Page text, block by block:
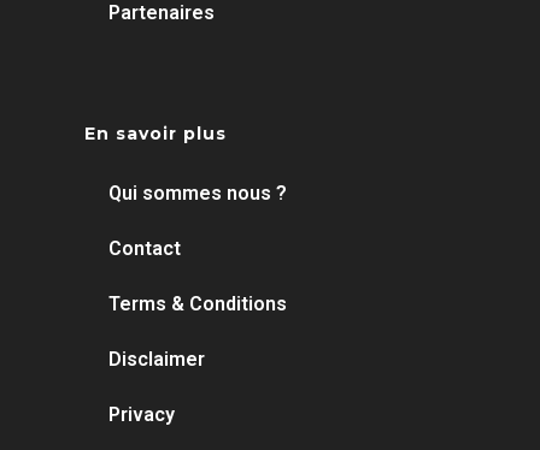
Partenaires
En savoir plus
Qui sommes nous ?
Contact
Terms & Conditions
Disclaimer
Privacy